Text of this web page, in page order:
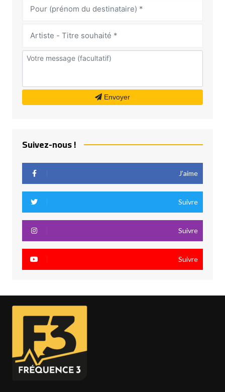
Envoyer
Suivez-nous !
J’aime
Suivre
Suivre
Suivre